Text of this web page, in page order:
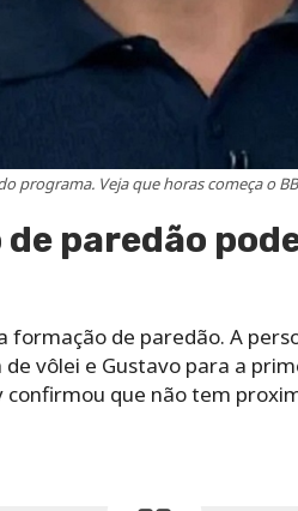
programa. Veja que horas começa o
paredão
formação de paredão. A
vôlei e Gustavo para a
que não tem